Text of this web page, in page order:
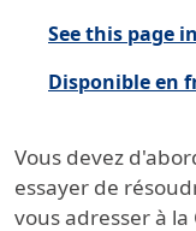
See this page
Disponible en
Vous devez
essayer de
vous adresser à la